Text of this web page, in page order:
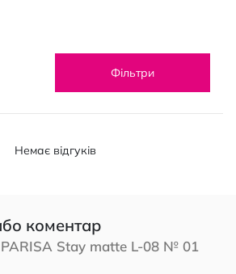
Фільтри
Немає відгуків
коментар
Stay matte L-08 № 01